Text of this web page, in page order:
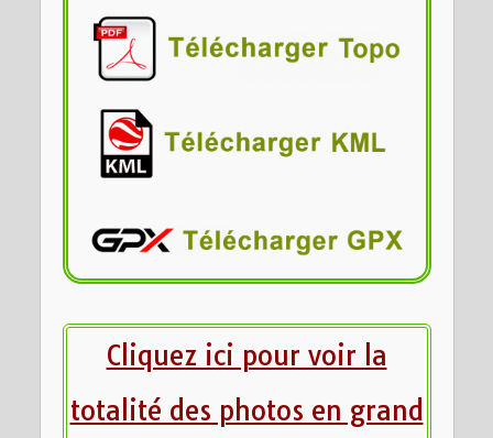
Cliquez ici pour voir la
totalité des photos en grand